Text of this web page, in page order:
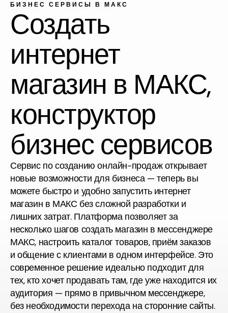
БИЗНЕС СЕРВИСЫ В МАКС
Создать
интернет
магазин в МАКС,
конструктор
бизнес сервисов
Сервис по созданию онлайн-продаж открывает
новые возможности для бизнеса — теперь вы
можете быстро и удобно запустить интернет
магазин в МАКС без сложной разработки и
лишних затрат. Платформа позволяет за
несколько шагов создать магазин в мессенджере
МАКС, настроить каталог товаров, приём заказов
и общение с клиентами в одном интерфейсе. Это
современное решение идеально подходит для
тех, кто хочет продавать там, где уже находится их
аудитория — прямо в привычном мессенджере,
без необходимости перехода на сторонние сайты.